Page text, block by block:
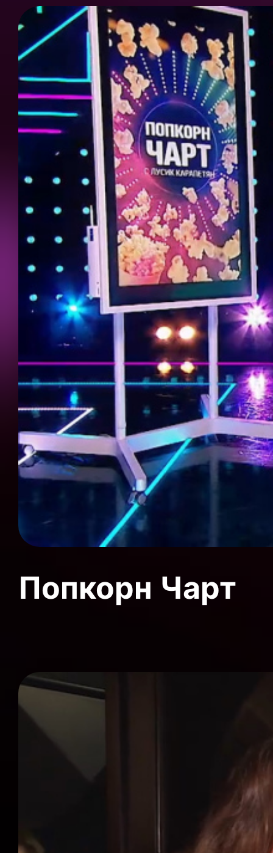
Попкорн Чарт